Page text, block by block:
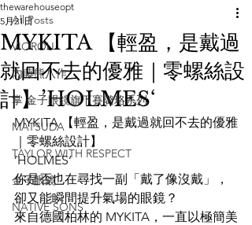
All Posts
VIOROU
內藤熊八作
掌 金子眼鏡旗下賽璐珞系列
MATSUDA
TAYLOR WITH RESPECT
金子眼鏡
NATIVE SONS
MYKITA 【輕盈，是戴過
就回不去的優雅｜零螺絲設
計】’HOLMES‘
thewarehouseopt
5月21日
MYKITA 【輕盈，是戴過就回不去的優雅
｜零螺絲設計】
’HOLMES‘
你是否也在尋找一副「戴了像沒戴」，
卻又能瞬間提升氣場的眼鏡？
來自德國柏林的 MYKITA，一直以極簡美